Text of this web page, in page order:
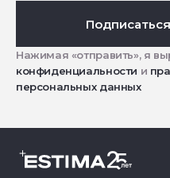
Подписаться
Нажимая «отправить», я
конфиденциальности и
персональных данных